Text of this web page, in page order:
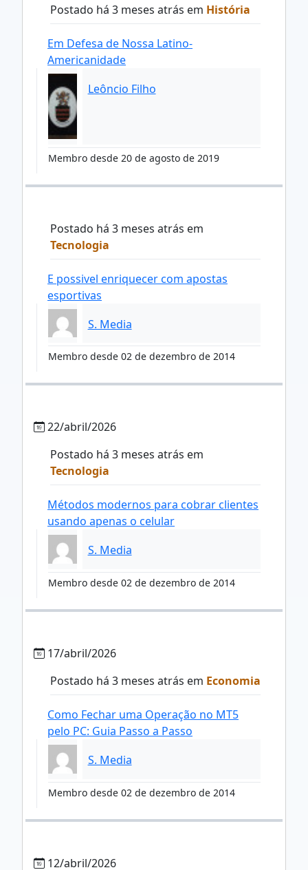
Postado há 3 meses atrás em História
Em Defesa de Nossa Latino-
Americanidade
Leôncio Filho
Membro desde 20 de agosto de 2019
Postado há 3 meses atrás em
Tecnologia
E possivel enriquecer com apostas
esportivas
S. Media
Membro desde 02 de dezembro de 2014
22/abril/2026
Postado há 3 meses atrás em
Tecnologia
Métodos modernos para cobrar clientes
usando apenas o celular
S. Media
Membro desde 02 de dezembro de 2014
17/abril/2026
Postado há 3 meses atrás em Economia
Como Fechar uma Operação no MT5
pelo PC: Guia Passo a Passo
S. Media
Membro desde 02 de dezembro de 2014
12/abril/2026